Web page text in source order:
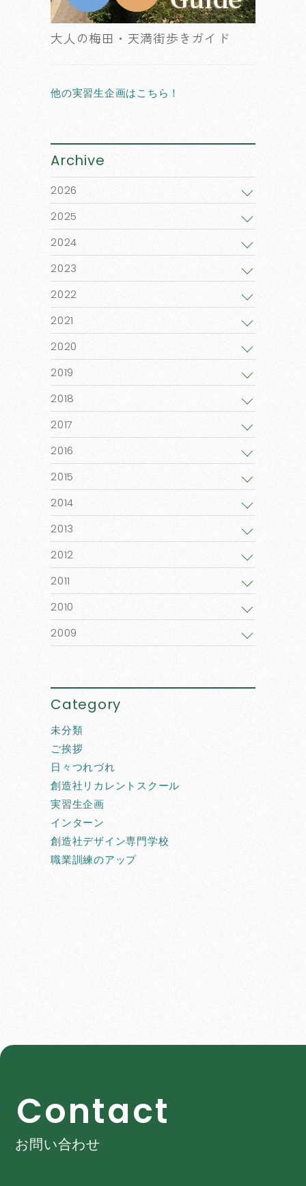
大人の梅田・天満街歩きガイド
他の実習生企画はこちら！
Archive
2026
2025
2024
2023
2022
2021
2020
2019
2018
2017
2016
2015
2014
2013
2012
2011
2010
2009
Category
未分類
ご挨拶
日々つれづれ
創造社リカレントスクール
実習生企画
インターン
創造社デザイン専門学校
職業訓練のアップ
Contact
お問い合わせ